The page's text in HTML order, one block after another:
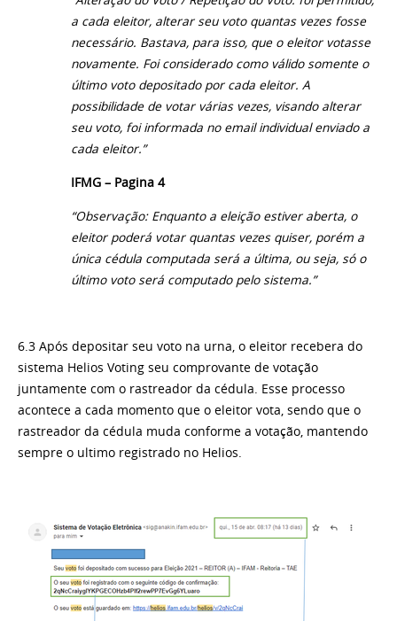
a cada eleitor, alterar seu voto quantas vezes fosse
necessário. Bastava, para isso, que o eleitor votasse
novamente. Foi considerado como válido somente o
último voto depositado por cada eleitor. A
possibilidade de votar várias vezes, visando alterar
seu voto, foi informada no email individual enviado a
cada eleitor.”
IFMG – Pagina 4
“Observação: Enquanto a eleição estiver aberta, o
eleitor poderá votar quantas vezes quiser, porém a
única cédula computada será a última, ou seja, só o
último voto será computado pelo sistema.”
6.3 Após depositar seu voto na urna, o eleitor recebera do
sistema Helios Voting seu comprovante de votação
juntamente com o rastreador da cédula. Esse processo
acontece a cada momento que o eleitor vota, sendo que o
rastreador da cédula muda conforme a votação, mantendo
sempre o ultimo registrado no Helios.